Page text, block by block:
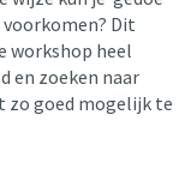
Dit
workshop heel
en zoeken naar
zo goed mogelijk te